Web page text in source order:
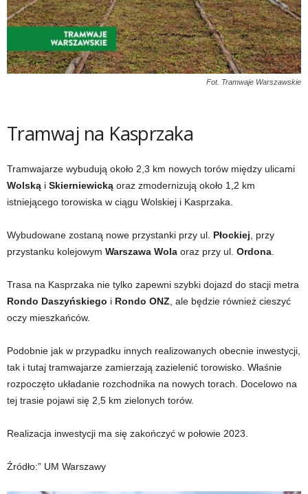
Fot. Tramwaje Warszawskie
Tramwaj na Kasprzaka
Tramwajarze wybudują około 2,3 km nowych torów między ulicami
Wolską i Skierniewicką oraz zmodernizują około 1,2 km
istniejącego torowiska w ciągu Wolskiej i Kasprzaka.
Wybudowane zostaną nowe przystanki przy ul. Płockiej , przy
przystanku kolejowym Warszawa Wola oraz przy ul. Ordona
Trasa na Kasprzaka nie tylko zapewni szybki dojazd do stacji metra
Rondo Daszyńskiego i Rondo ONZ , ale będzie również cieszyć
oczy mieszkańców.
Podobnie jak w przypadku innych realizowanych obecnie inwestycji,
tak i tutaj tramwajarze zamierzają zazielenić torowisko. Właśnie
rozpoczęto układanie rozchodnika na nowych torach. Docelowo na
tej trasie pojawi się 2,5 km zielonych torów.
Realizacja inwestycji ma się zakończyć w połowie 2023.
Źródło:” UM Warszawy